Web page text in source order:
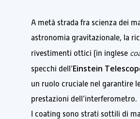
A metà strada fra scienza dei
astronomia gravitazionale, la
rivestimenti ottici (in inglese
specchi dell’Einstein
un ruolo cruciale nel garantire
prestazioni dell’interferometro.
I coating sono strati sottili di